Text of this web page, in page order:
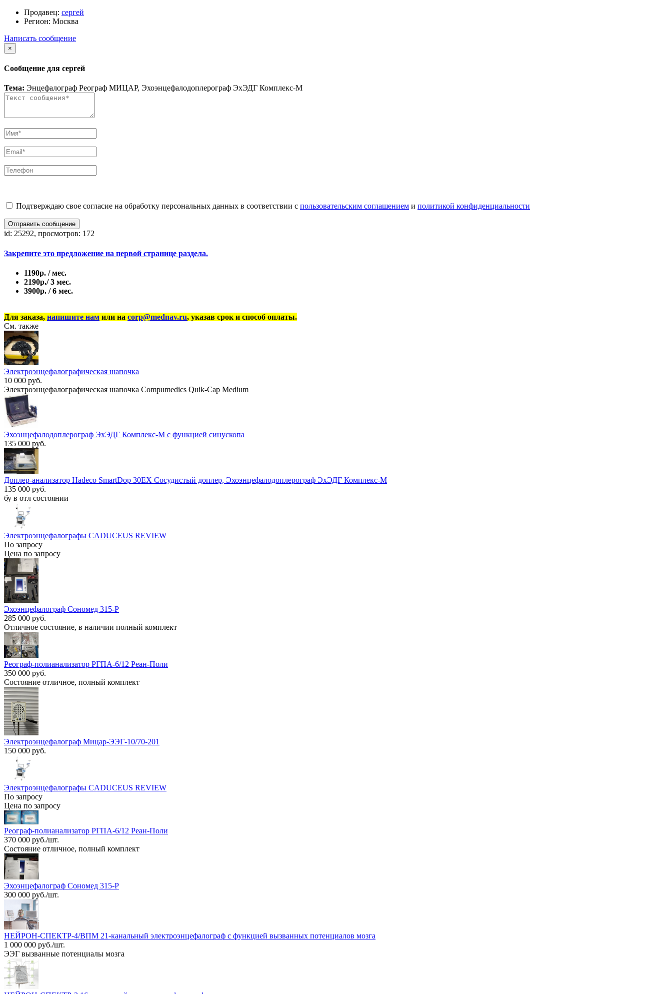
Продавец: сергей
Регион: Москва
Написать сообщение
×
Сообщение для сергей
Тема: Энцефалограф Реограф МИЦАР, Эхоэнцефалодоплерограф ЭхЭДГ Комплекс-М
Подтверждаю свое согласие на обработку персональных данных в соответствии с пользовательским соглашением и политикой конфиденциальности
Отправить сообщение
id: 25292, просмотров: 172
Закрепите это предложение на первой странице раздела.
1190р. / мес.
2190р./ 3 мес.
3900р. / 6 мес.
Для заказа, напишите нам или на corp@mednav.ru, указав срок и способ оплаты.
См. также
Электроэнцефалографическая шапочка
10 000 руб.
Электроэнцефалографическая шапочка Compumedics Quik-Cap Medium
Эхоэнцефалодоплерограф ЭхЭДГ Комплекс-М с функцией синускопа
135 000 руб.
Доплер-анализатор Hadeco SmartDop 30EX Сосудистый доплер, Эхоэнцефалодоплерограф ЭхЭДГ Комплекс-М
135 000 руб.
бу в отл состоянии
Электроэнцефалографы CADUCEUS REVIEW
По запросу
Цена по запросу
Эхоэнцефалограф Сономед 315-Р
285 000 руб.
Отличное состояние, в наличии полный комплект
Реограф-полианализатор РГПА-6/12 Реан-Поли
350 000 руб.
Состояние отличное, полный комплект
Электроэнцефалограф Мицар-ЭЭГ-10/70-201
150 000 руб.
Электроэнцефалографы CADUCEUS REVIEW
По запросу
Цена по запросу
Реограф-полианализатор РГПА-6/12 Реан-Поли
370 000 руб./шт.
Состояние отличное, полный комплект
Эхоэнцефалограф Сономед 315-Р
300 000 руб./шт.
НЕЙРОН-СПЕКТР-4/ВПМ 21-канальный электроэнцефалограф с функцией вызванных потенциалов мозга
1 000 000 руб./шт.
ЭЭГ вызванные потенциалы мозга